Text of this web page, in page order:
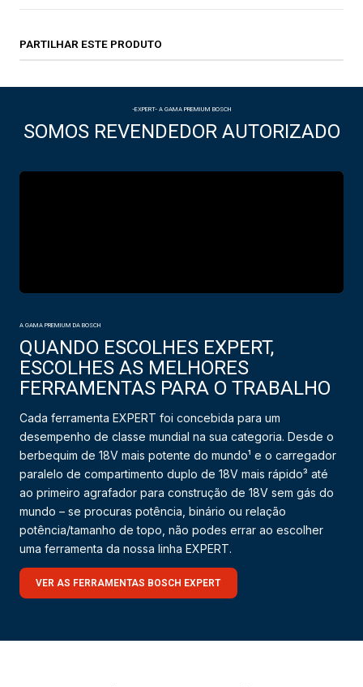
PARTILHAR ESTE PRODUTO
-EXPERT- A GAMA PREMIUM BOSCH
SOMOS REVENDEDOR AUTORIZADO
A GAMA PREMIUM DA BOSCH
QUANDO ESCOLHES EXPERT,
ESCOLHES AS MELHORES
FERRAMENTAS PARA O TRABALHO
Cada ferramenta EXPERT foi concebida para um
desempenho de classe mundial na sua categoria. Desde o
berbequim de 18V mais potente do mundo¹ e o carregador
paralelo de compartimento duplo de 18V mais rápido³ até
ao primeiro agrafador para construção de 18V sem gás do
mundo – se procuras potência, binário ou relação
potência/tamanho de topo, não podes errar ao escolher
uma ferramenta da nossa linha EXPERT.
VER AS FERRAMENTAS BOSCH EXPERT